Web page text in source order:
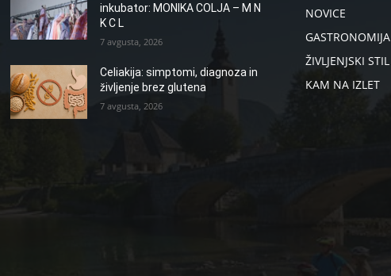
inkubator: MONIKA COLJA – M N
K C L
7 avgusta, 2026
Celiakija: simptomi, diagnoza in
življenje brez glutena
7 avgusta, 2026
NOVICE
GASTRONOMIJA
ŽIVLJENJSKI STIL
KAM NA IZLET